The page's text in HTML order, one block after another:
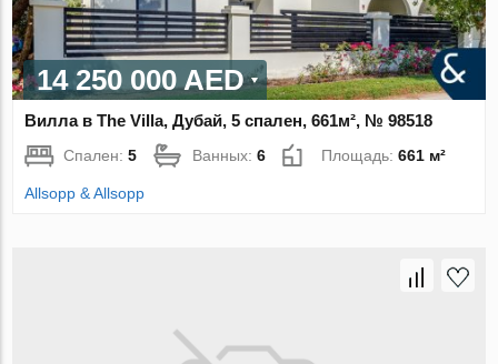
14 250 000 AED
Вилла в The Villa, Дубай, 5 спален, 661м², № 98518
Спален:5 Ванных:6 Площадь:661 м²
Allsopp & Allsopp